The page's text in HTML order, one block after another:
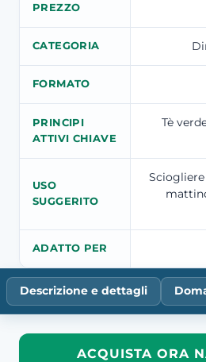
PREZZO
CATEGORIA
FORMATO
PRINCIPI
ATTIVI CHIAVE
Tè
USO
SUGGERITO
Sciogliere
ADATTO PER
Descrizione e dettagli
ACQUISTA ORA